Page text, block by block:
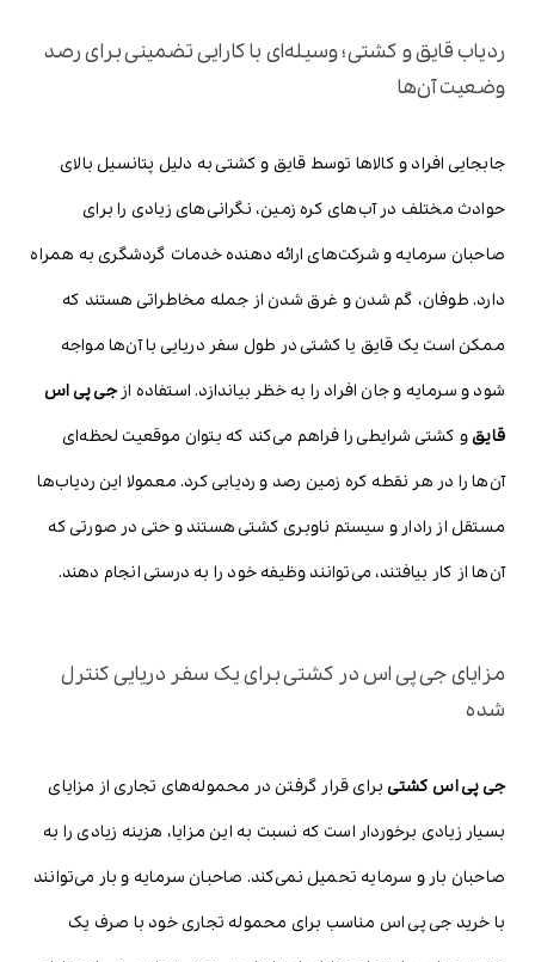
ردیاب قایق و کشتی؛ وسیله‌ای با کارایی تضمینی برای رصد
وضعیت آن‌ها
جابجایی افراد و کالاها توسط قایق و کشتی به دلیل پتانسیل بالای
حوادث مختلف در آب‌های کره زمین، نگرانی‌های زیادی را برای
صاحبان سرمایه و شرکت‌های ارائه دهنده خدمات گردشگری به همراه
دارد. طوفان، گم شدن و غرق شدن از جمله مخاطراتی هستند که
ممکن است یک قایق یا کشتی در طول سفر دریایی با آن‌ها مواجه
شود و سرمایه و جان افراد را به خظر بیاندازد. استفاده ازجی پی اس
قایق و کشتی شرایطی را فراهم می‌کند که بتوان موقعیت لحظه‌ای
آن‌ها را در هر نقطه کره زمین رصد و ردیابی کرد. معمولا این ردیاب‌ها
مستقل از رادار و سیستم ناوبری کشتی هستند و حتی در صورتی که
آن‌ها از کار بیافتند، می‌توانند وظیفه خود را به درستی انجام دهند.
مزایای جی پی اس در کشتی برای یک سفر دریایی کنترل
شده
جی پی اس کشتی برای قرار گرفتن در محموله‌های تجاری از مزایای
بسیار زیادی برخوردار است که نسبت به این مزایا، هزینه زیادی را به
صاحبان بار و سرمایه تحمیل نمی‌کند. صاحبان سرمایه و بار می‌توانند
با خرید جی پی اس مناسب برای محموله تجاری خود با صرف یک